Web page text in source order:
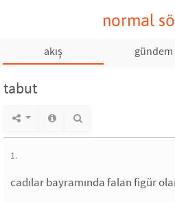
normal
akış gündem
tabut
1.
cadılar bayramında falan figür